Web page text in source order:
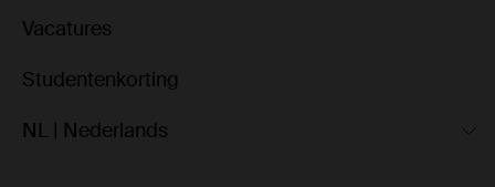
Vacatures
Studentenkorting
NL | Nederlands